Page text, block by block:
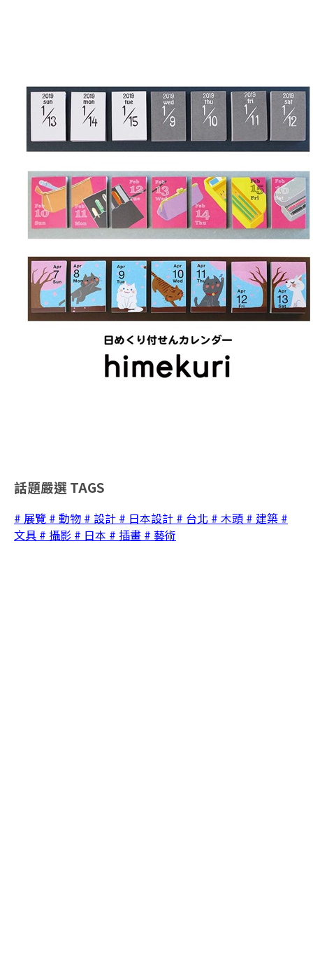
話題嚴選 TAGS
# 展覽 # 動物 # 設計 # 日本設計 # 台北 # 木頭 # 建築 #
文具 # 攝影 # 日本 # 插畫 # 藝術